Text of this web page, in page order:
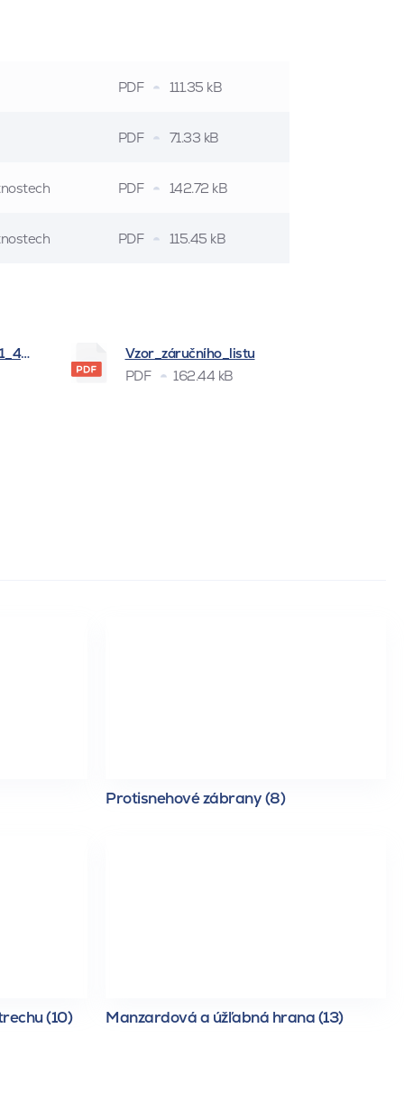
PDF 111.35 kB
PDF 71.33 kB
PDF 142.72 kB
PDF 115.45 kB
Vzor_záručního_listu
PDF
162.44 kB
Protisnehové zábrany (8)
(10) Manzardová a úžľabná hrana (13)